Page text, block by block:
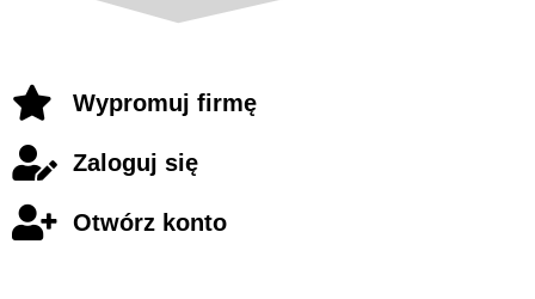
Wypromuj firmę
Zaloguj się
Otwórz konto